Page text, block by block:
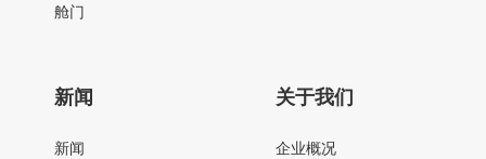
舱门
新闻
新闻
关于我们
企业概况